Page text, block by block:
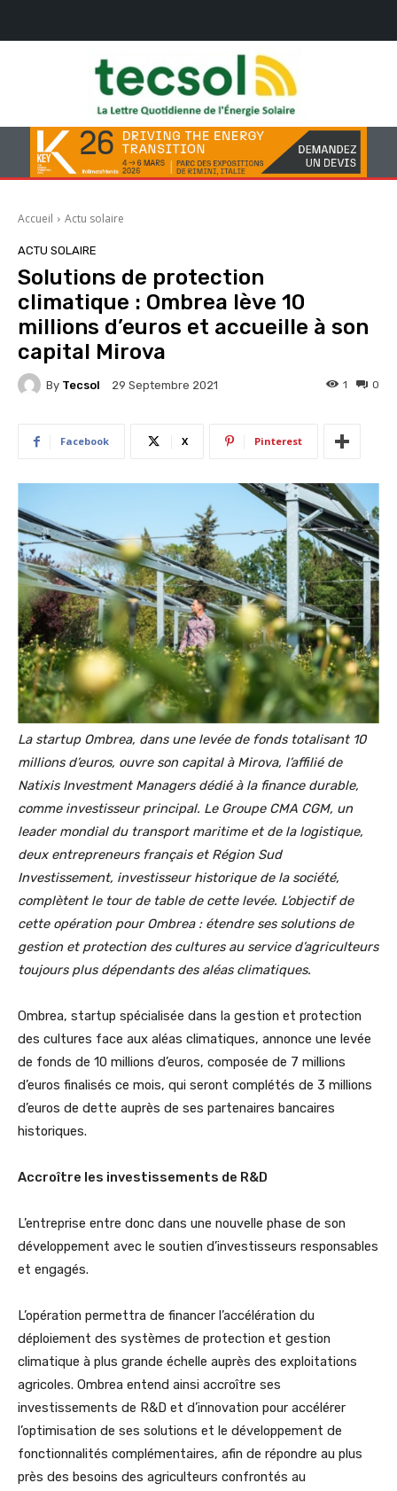
Accueil Actu solaire
ACTU SOLAIRE
Solutions de protection
climatique : Ombrea lève 10
millions d’euros et accueille à son
capital Mirova
By Tecsol 29 Septembre 2021 0
1
Facebook X Pinterest
La startup Ombrea, dans une levée de fonds totalisant 10
millions d’euros, ouvre son capital à Mirova, l’affilié de
Natixis Investment Managers dédié à la finance durable,
comme investisseur principal. Le Groupe CMA CGM, un
leader mondial du transport maritime et de la logistique,
deux entrepreneurs français et Région Sud
Investissement, investisseur historique de la société,
complètent le tour de table de cette levée. L’objectif de
cette opération pour Ombrea : étendre ses solutions de
gestion et protection des cultures au service d’agriculteurs
toujours plus dépendants des aléas climatiques.
Ombrea, startup spécialisée dans la gestion et protection
des cultures face aux aléas climatiques, annonce une levée
de fonds de 10 millions d’euros, composée de 7 millions
d’euros finalisés ce mois, qui seront complétés de 3 millions
d’euros de dette auprès de ses partenaires bancaires
historiques.
Accroître les investissements de R&D
L’entreprise entre donc dans une nouvelle phase de son
développement avec le soutien d’investisseurs responsables
et engagés.
L’opération permettra de financer l’accélération du
déploiement des systèmes de protection et gestion
climatique à plus grande échelle auprès des exploitations
agricoles. Ombrea entend ainsi accroître ses
investissements de R&D et d’innovation pour accélérer
l’optimisation de ses solutions et le développement de
fonctionnalités complémentaires, afin de répondre au plus
près des besoins des agriculteurs confrontés au